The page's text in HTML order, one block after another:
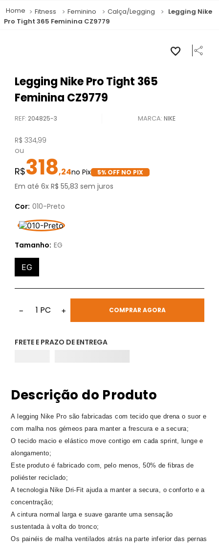
Fitness Feminino Calça/Legging
Legging Nike
Pro Tight 365 Feminina CZ9779
Legging Nike Pro Tight 365
Feminina CZ9779
REF: 204825-3 NIKE
R$ 334,99
ou
318,24 5% OFF NO PIX
Em até6xR$ 55,83 sem juros
Cor: 010-Preto
Tamanho: EG
EG
− 1 PC + COMPRAR AGORA
FRETE E PRAZO DE ENTREGA
Descrição do Produto
A legging Nike Pro são fabricadas com tecido que drena o suor e
com malha nos gémeos para manter a frescura e a secura;
O tecido macio e elástico move contigo em cada sprint, lunge e
alongamento;
Este produto é fabricado com, pelo menos, 50% de fibras de
poliéster reciclado;
A tecnologia Nike Dri-Fit ajuda a manter a secura, o conforto e a
concentração;
A cintura normal larga e suave garante uma sensação
sustentada à volta do tronco;
Os painéis de malha ventilados atrás na parte inferior das pernas